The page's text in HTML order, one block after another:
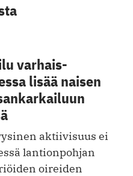
varhais­
lisää naisen
aktiivisuus ei
lantionpohjan
oireiden